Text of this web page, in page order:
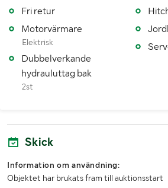
Drivmedel
Typ av hydraulolja
Dimensioner däck fram
Dimensioner däck bak
Senaste godkända besiktning
Fri retur
Motorvärmare
Elektrisk
Dubbelverkande
hydrauluttag bak
2st
Skick
Information om användning:
Objektet har brukats fram till auktionsstart